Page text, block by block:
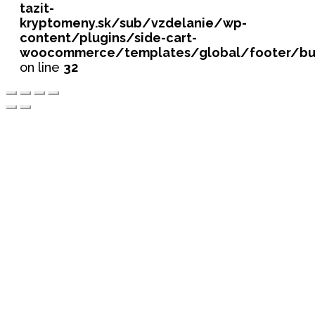
tazit-
kryptomeny.sk/sub/vzdelanie/wp-
content/plugins/side-cart-
woocommerce/templates/global/footer/
on line 32